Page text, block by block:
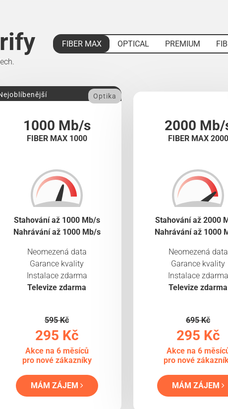
FIBER MAX OPTICAL PREMIUM
1000 Mb/s
FIBER MAX 1000
Optika
Stahování až 1000 Mb/s
Nahrávání až 1000 Mb/s
Neomezená data
Garance kvality
Instalace zdarma
Televize zdarma
595 Kč
295 Kč
Akce na 6 měsíců
pro nové zákazníky
MÁM ZÁJEM
2000 Mb/
FIBER MAX 2000
Stahování až 2000
Nahrávání až 1000
Neomezená data
Garance kvality
Instalace zdarma
Televize zdarma
695 Kč
295 Kč
Akce na 6
pro nové
MÁM ZÁJEM